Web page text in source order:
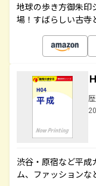
地球の歩き方御朱印
場！すばらしい古寺
渋谷・原宿など平成
ム、ファッションな